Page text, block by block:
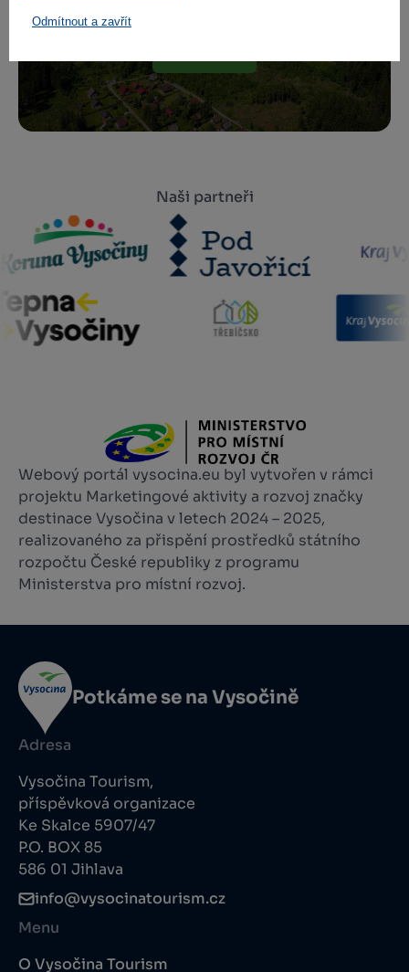
Odmítnout a zavřít
Záleží nám na ochraně osobních údajů.
Naši partneři
Webový portál vysocina.eu byl vytvořen v rámci
projektu Marketingové aktivity a rozvoj značky
destinace Vysočina v letech 2024 – 2025,
realizovaného za přispění prostředků státního
rozpočtu České republiky z programu
Ministerstva pro místní rozvoj.
Potkáme se na Vysočině
Adresa
Vysočina Tourism,
příspěvková organizace
Ke Skalce 5907/47
P.O. BOX 85
586 01 Jihlava
info@vysocinatourism.cz
Menu
O Vysočina Tourism